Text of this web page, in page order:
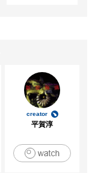
creator
平賀淳